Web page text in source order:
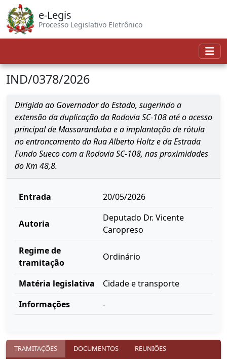
e-Legis
Processo Legislativo Eletrônico
IND/0378/2026
Dirigida ao Governador do Estado, sugerindo a
extensão da duplicação da Rodovia SC-108 até o acesso
principal de Massaranduba e a implantação de rótula
no entroncamento da Rua Alberto Holtz e da Estrada
Fundo Sueco com a Rodovia SC-108, nas proximidades
do Km 48,8.
Entrada 20/05/2026
Autoria
Deputado Dr. Vicente
Caropreso
Regime de
tramitação
Ordinário
Matéria legislativa
Cidade e transporte
Informações
-
TRAMITAÇÕES DOCUMENTOS
REUNIÕES